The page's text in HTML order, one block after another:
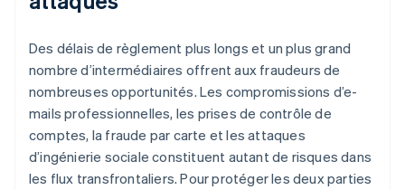
Des délais de règlement plus longs et un plus grand
nombre d’intermédiaires offrent aux fraudeurs de
nombreuses opportunités. Les compromissions d’e-
mails professionnelles, les prises de contrôle de
comptes, la fraude par carte et les attaques
d’ingénierie sociale constituent autant de risques dans
les flux transfrontaliers. Pour protéger les deux parties